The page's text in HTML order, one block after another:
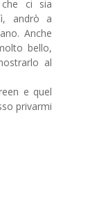
che ci sia
andrò a
Anche
bello,
al
e quel
privarmi